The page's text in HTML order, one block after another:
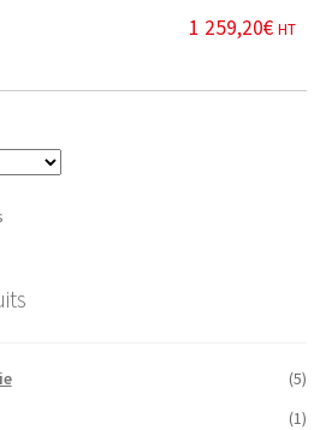
1 259,20€ HT
(5)
(1)